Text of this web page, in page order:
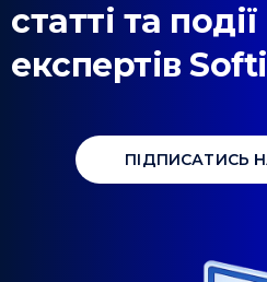
статті та події
експертів
ПІДПИСАТИСЬ